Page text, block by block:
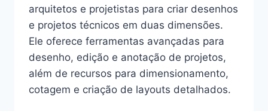
arquitetos e projetistas para criar desenhos
e projetos técnicos em duas dimensões.
Ele oferece ferramentas avançadas para
desenho, edição e anotação de projetos,
além de recursos para dimensionamento,
cotagem e criação de layouts detalhados.